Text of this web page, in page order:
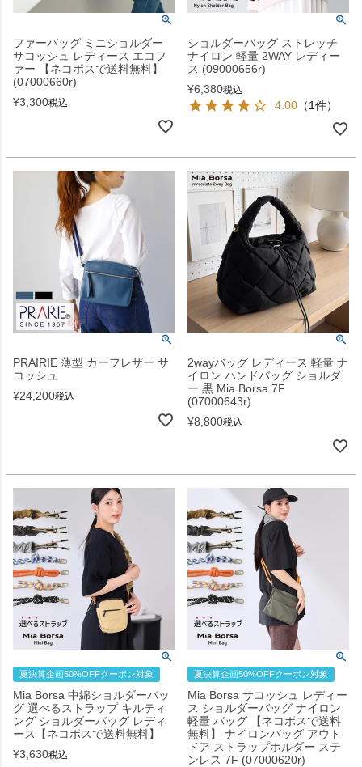
ファーバッグ ミニショルダー
サコッシュ レディース エコフ
ァー 【ネコポスで送料無料】
(07000660r)
¥3,300税込
ショルダーバッグ ストレッチ
ナイロン 軽量 2WAY レディー
ス (09000656r)
¥6,380税込
4.00 （1件）
PRAIRIE 薄型 カーフレザー サ
コッシュ
¥24,200税込
2wayバッグ レディース 軽量 ナ
イロン ハンドバッグ ショルダ
ー 黒 Mia Borsa 7F
(07000643r)
¥8,800税込
夏決算企画50%OFFクーポン対象
Mia Borsa 中綿ショルダーバッ
グ 選べるストラップ キルティ
ング ショルダーバッグ レディ
ース【ネコポスで送料無料】
¥3,630税込
夏決算企画50%OFFクーポン対象
Mia Borsa サコッシュ レディー
ス ショルダーバッグ ナイロン
軽量 バッグ 【ネコポスで送料
無料】 ナイロンバッグ アウト
ドア ストラップホルダー ステ
ンレス 7F (07000620r)